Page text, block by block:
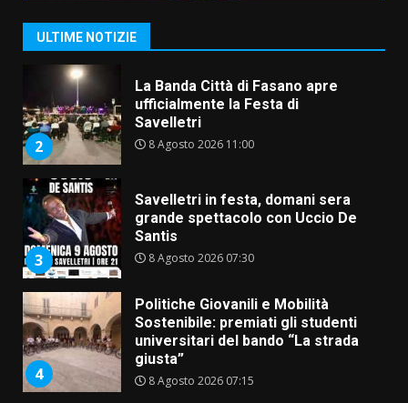
ULTIME NOTIZIE
1
2
La Banda Città di Fasano apre
ufficialmente la Festa di
Savelletri
8 Agosto 2026 11:00
3
Savelletri in festa, domani sera
grande spettacolo con Uccio De
Santis
8 Agosto 2026 07:30
4
Politiche Giovanili e Mobilità
Sostenibile: premiati gli studenti
universitari del bando “La strada
giusta”
8 Agosto 2026 07:15